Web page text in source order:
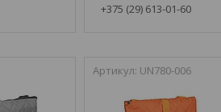
+375 (29) 613-01-60
UN780-006